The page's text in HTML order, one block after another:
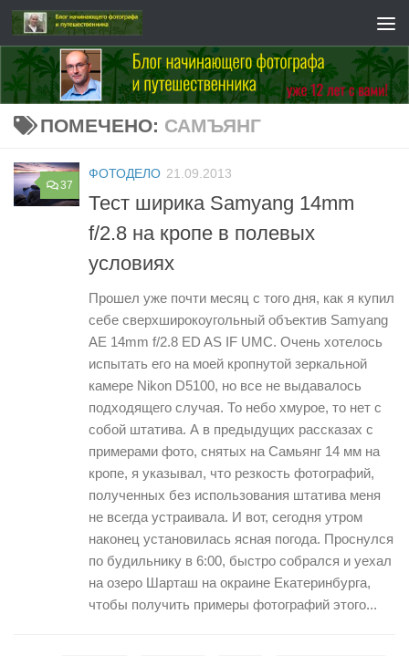
Перейти к содержимому
ПОМЕЧЕНО: САМЪЯНГ
37
ФОТОДЕЛО 21.09.2013
Тест ширика Samyang 14mm
f/2.8 на кропе в полевых
условиях
Прошел уже почти месяц с того дня, как я купил
себе сверхширокоугольный объектив Samyang
AE 14mm f/2.8 ED AS IF UMC. Очень хотелось
испытать его на моей кропнутой зеркальной
камере Nikon D5100, но все не выдавалось
подходящего случая. То небо хмурое, то нет с
собой штатива. А в предыдущих рассказах с
примерами фото, снятых на Самьянг 14 мм на
кропе, я указывал, что резкость фотографий,
полученных без использования штатива меня
не всегда устраивала. И вот, сегодня утром
наконец установилась ясная погода. Проснулся
по будильнику в 6:00, быстро собрался и уехал
на озеро Шарташ на окраине Екатеринбурга,
чтобы получить примеры фотографий этого...